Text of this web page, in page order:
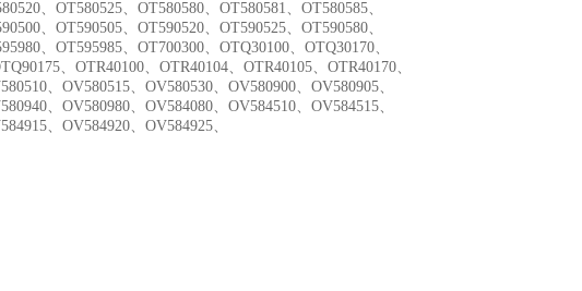
、OT580525、OT580580、OT580581、OT580585、
、OT590505、OT590520、OT590525、OT590580、
、OT595985、OT700300、OTQ30100、OTQ30170、
、OTR40100、OTR40104、OTR40105、OTR40170、
、OV580515、OV580530、OV580900、OV580905、
、OV580980、OV584080、OV584510、OV584515、
、OV584920、OV584925、